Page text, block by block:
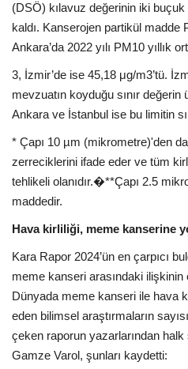
(DSÖ) kılavuz değerinin iki
kaldı. Kanserojen partikül
Ankara’da 2022 yılı PM10 yıllık
3, İzmir’de ise 45,18 μg/m3’tü.
mevzuatın koyduğu sınır
Ankara ve İstanbul ise bu limitin
* Çapı 10 µm (mikrometre)'den
zerreciklerini ifade eder ve tüm
tehlikeli olanıdır.�**Çapı 2.5
maddedir.
Hava kirliliği, meme kanserine
Kara Rapor 2024’ün en çarpıcı
meme kanseri arasındaki ilişkinin
Dünyada meme kanseri ile hava
eden bilimsel araştırmaların
çeken raporun yazarlarından halk
Gamze Varol, şunları kaydetti: